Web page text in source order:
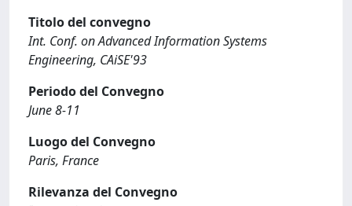
Titolo del convegno
Int. Conf. on Advanced Information Systems
Engineering, CAiSE'93
Periodo del Convegno
June 8-11
Luogo del Convegno
Paris, France
Rilevanza del Convegno